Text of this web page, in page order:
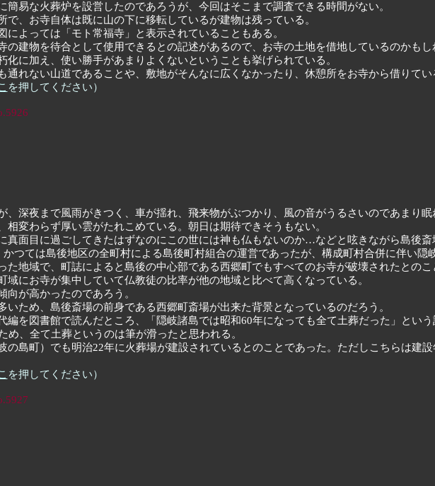
易な火葬炉を設営したのであろうが、今回はそこまで調査できる時間がない。
、お寺自体は既に山の下に移転しているが建物は残っている。
よっては「モト常福寺」と表示されていることもある。
建物を待合として使用できるとの記述があるので、お寺の土地を借地しているのかもし
に加え、使い勝手があまりよくないということも挙げられている。
通れない山道であることや、敷地がそんなに広くなかったり、休憩所をお寺から借りてい
を押してください）
深夜まで風雨がきつく、車が揺れ、飛来物がぶつかり、風の音がうるさいのであまり眠
変わらず厚い雲がたれこめている。朝日は期待できそうもない。
真面目に過ごしてきたはずなのにこの世には神も仏もないのか…などと呟きながら島後
つては島後地区の全町村による島後町村組合の運営であったが、構成町村合併に伴い隠
た地域で、町誌によると島後の中心部である西郷町でもすべてのお寺が破壊されたとのこ
にお寺が集中していて仏教徒の比率が他の地域と比べて高くなっている。
が高かったのであろう。
いため、島後斎場の前身である西郷町斎場が出来た背景となっているのだろう。
編を図書館で読んだところ、「隠岐諸島では昭和60年になっても全て土葬だった」とい
め、全て土葬というのは筆が滑ったと思われる。
の島町）でも明治22年に火葬場が建設されているとのことであった。ただしこちらは建
を押してください）